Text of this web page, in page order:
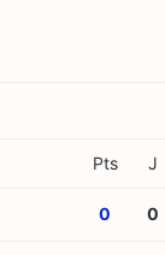
Pts J
0 0